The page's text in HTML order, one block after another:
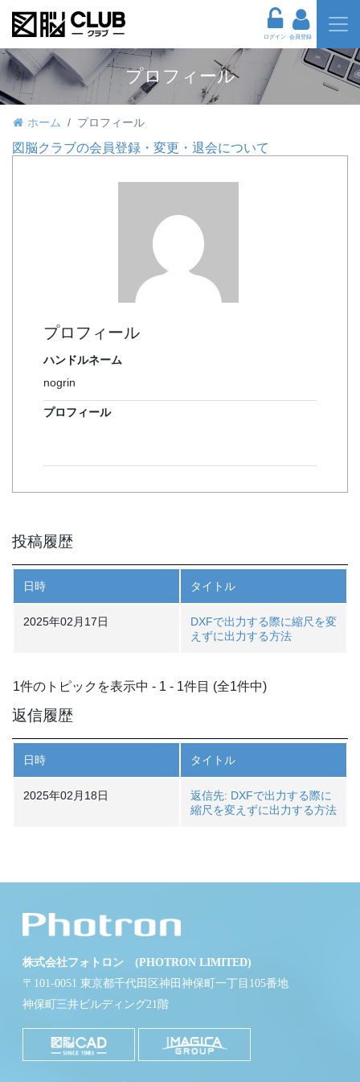
ログイン 会員登録
プロフィール
ホーム プロフィール
図脳クラブの会員登録・変更・退会について
プロフィール
ハンドルネーム
nogrin
プロフィール
投稿履歴
日時 タイトル
2025年02月17日
DXFで出力する際に縮尺を変
えずに出力する方法
1件のトピックを表示中 - 1 - 1件目 (全1件中)
返信履歴
日時 タイトル
2025年02月18日
返信先: DXFで出力する際に
縮尺を変えずに出力する方法
株式会社フォトロン (PHOTRON LIMITED)
〒101-0051 東京都千代田区神田神保町一丁目105番地
神保町三井ビルディング21階